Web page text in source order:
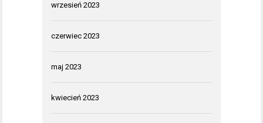
wrzesień 2023
czerwiec 2023
maj 2023
kwiecień 2023